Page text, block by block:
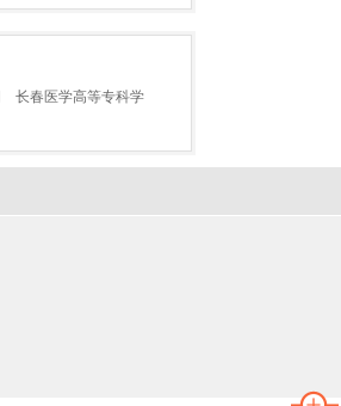
长春医学高等专科学